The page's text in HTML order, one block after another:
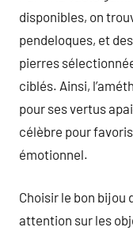
disponibles, on
pendeloques, et
pierres
ciblés. Ainsi,
pour ses vertus
célèbre pour
émotionnel.
Choisir le bon bijou
attention sur les